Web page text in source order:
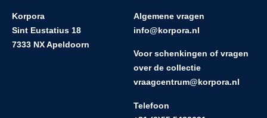
Korpora
Sint Eustatius 18
7333 NX Apeldoorn
Algemene vragen
info@korpora.nl
Voor schenkingen of vragen
over de collectie
vraagcentrum@korpora.nl
Telefoon